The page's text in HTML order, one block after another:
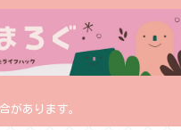
があります。